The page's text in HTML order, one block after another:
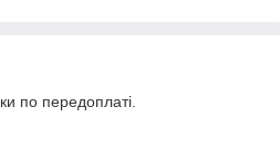
по передоплаті.